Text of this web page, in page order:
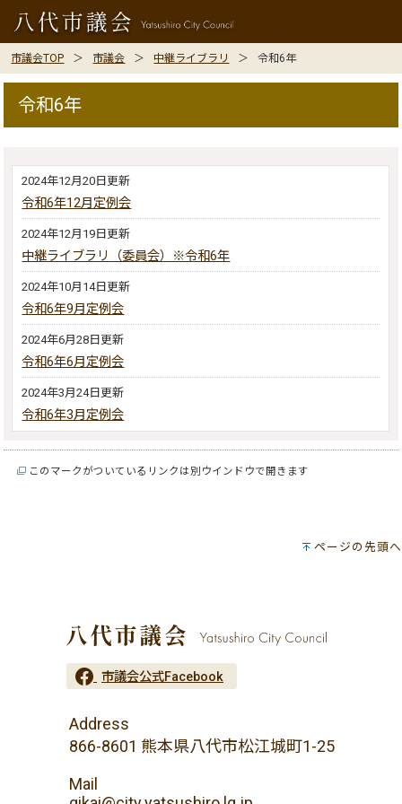
市議会TOP 市議会 中継ライブラリ 令和6年
令和6年
2024年12月20日更新
令和6年12月定例会
2024年12月19日更新
中継ライブラリ（委員会）※令和6年
2024年10月14日更新
令和6年9月定例会
2024年6月28日更新
令和6年6月定例会
2024年3月24日更新
令和6年3月定例会
このマークがついているリンクは別ウインドウで開きます
ページの先頭へ
市議会公式Facebook
Address
866-8601 熊本県八代市松江城町1-25
Mail